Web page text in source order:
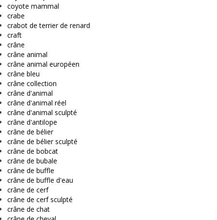
coyote mammal
crabe
crabot de terrier de renard
craft
crâne
crâne animal
crâne animal européen
crâne bleu
crâne collection
crâne d'animal
crâne d'animal réel
crâne d'animal sculpté
crâne d'antilope
crâne de bélier
crâne de bélier sculpté
crâne de bobcat
crâne de bubale
crâne de buffle
crâne de buffle d'eau
crâne de cerf
crâne de cerf sculpté
crâne de chat